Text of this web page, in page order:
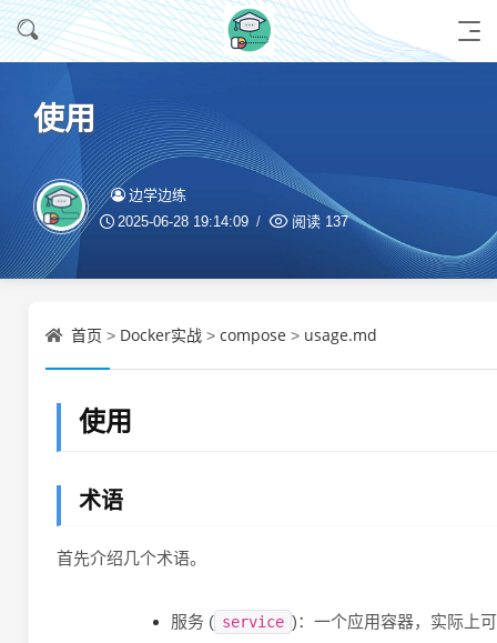
使用
边学边练
2025-06-28 19:14:09 阅读 137
首页 > Docker实战 > compose > usage.md
使用
术语
首先介绍几个术语。
服务 ( service )：一个应用容器，实际上